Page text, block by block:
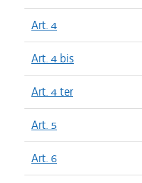
Art. 4
Art. 4 bis
Art. 4 ter
Art. 5
Art. 6